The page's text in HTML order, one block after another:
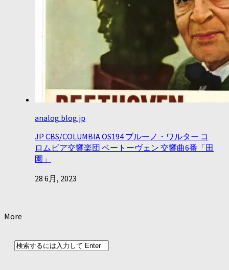
analog.blog.jp
JP CBS/COLUMBIA OS194 ブルーノ・ワルター コ
ロムビア交響楽団 ベートーヴェン 交響曲6番「田
園」
28 6月, 2023
More